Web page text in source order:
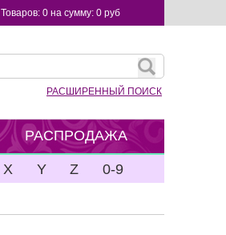
Товаров: 0 на сумму: 0 руб
РАСШИРЕННЫЙ ПОИСК
РАСПРОДАЖА
X Y Z 0-9